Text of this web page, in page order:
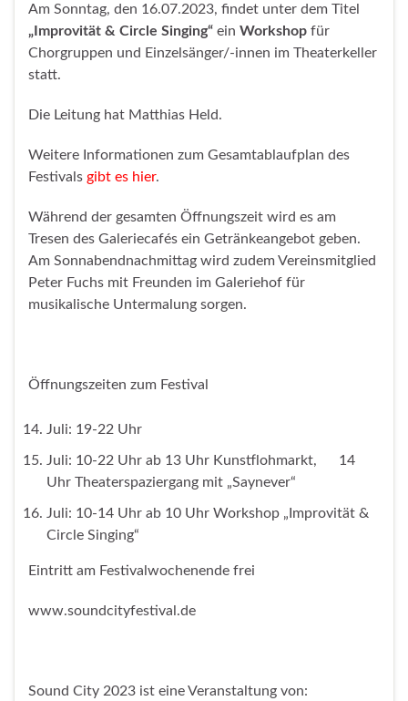
Am Sonntag, den 16.07.2023, findet unter dem Titel
„Improvität & Circle Singing“ ein Workshop für
Chorgruppen und Einzelsänger/-innen im Theaterkeller
statt.
Die Leitung hat Matthias Held.
Weitere Informationen zum Gesamtablaufplan des
Festivals gibt es hier.
Während der gesamten Öffnungszeit wird es am
Tresen des Galeriecafés ein Getränkeangebot geben.
Am Sonnabendnachmittag wird zudem Vereinsmitglied
Peter Fuchs mit Freunden im Galeriehof für
musikalische Untermalung sorgen.
Öffnungszeiten zum Festival
Juli: 19-22 Uhr
Juli: 10-22 Uhr ab 13 Uhr Kunstflohmarkt, 14
Uhr Theaterspaziergang mit „Saynever“
Juli: 10-14 Uhr ab 10 Uhr Workshop „Improvität &
Circle Singing“
Eintritt am Festivalwochenende frei
www.soundcityfestival.de
Sound City 2023 ist eine Veranstaltung von: